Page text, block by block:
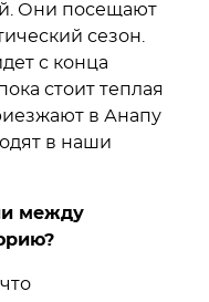
Они посещают
сезон.
с конца
стоит теплая
в Анапу
в наши
между